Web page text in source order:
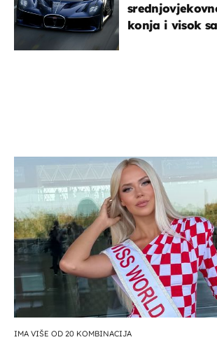
konja i visok
IMA VIŠE OD 20 KOMBINACIJA